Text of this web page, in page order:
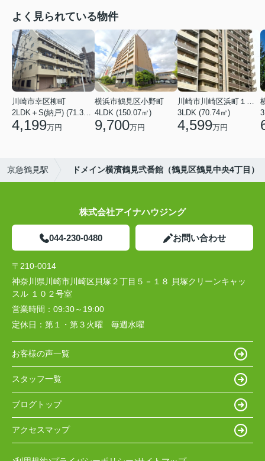
よく見られている物件
川崎市幸区柳町
4,199万円
横浜市鶴見区小野町
4LDK (150.07㎡)
9,700万円
3LDK (70.74㎡)
4,599万円
京急鶴見駅 ドメイン横濱鶴見弐番館（鶴見区鶴見中央4丁目）
株式会社アイナハウジング
044-230-0480 お問い合わせ
〒210-0014
神奈川県川崎市川崎区貝塚２丁目５－１８ 貝塚クリーンキャッ
スル １０２号室
営業時間： 09:30～19:00
定休日： 第１・第３火曜 毎週水曜
お客様の声一覧
スタッフ一覧
ブログトップ
アクセスマップ